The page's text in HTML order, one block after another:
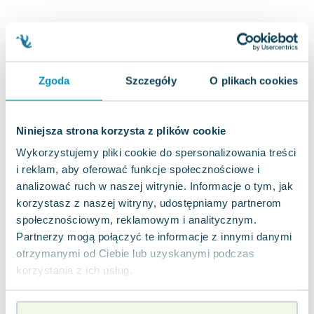
Zgoda Szczegóły O plikach cookies
Niniejsza strona korzysta z plików cookie
Wykorzystujemy pliki cookie do spersonalizowania treści
i reklam, aby oferować funkcje społecznościowe i
analizować ruch w naszej witrynie. Informacje o tym, jak
korzystasz z naszej witryny, udostępniamy partnerom
społecznościowym, reklamowym i analitycznym.
Partnerzy mogą połączyć te informacje z innymi danymi
otrzymanymi od Ciebie lub uzyskanymi podczas
korzystania z ich usług.
Aleksander Puszkin
Oscar Wilde
Małgorzata Ohme
Maddie Ziegler
Joanna Racewicz
Maria Seweryn
Janina Zającówna
Eric Helms
Anna Prus (oprac.)
Nela Mała Reporterka
Agnieszka Maciąg
Barbara Wrzesińska
Virginia Woolf